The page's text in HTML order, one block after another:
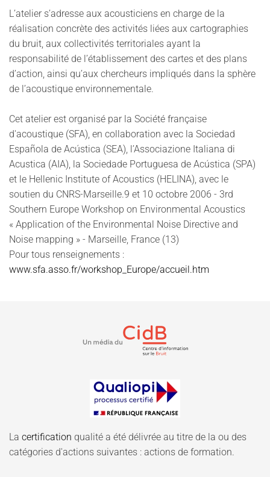
L’atelier s’adresse aux acousticiens en charge de la
réalisation concrète des activités liées aux cartographies
du bruit, aux collectivités territoriales ayant la
responsabilité de l’établissement des cartes et des plans
d’action, ainsi qu’aux chercheurs impliqués dans la sphère
de l’acoustique environnementale.
Cet atelier est organisé par la Société française
d'acoustique (SFA), en collaboration avec la Sociedad
Española de Acústica (SEA), l’Associazione Italiana di
Acustica (AIA), la Sociedade Portuguesa de Acústica (SPA)
et le Hellenic Institute of Acoustics (HELINA), avec le
soutien du CNRS-Marseille.9 et 10 octobre 2006 - 3rd
Southern Europe Workshop on Environmental Acoustics
« Application of the Environmental Noise Directive and
Noise mapping » - Marseille, France (13)
Pour tous renseignements :
www.sfa.asso.fr/workshop_Europe/accueil.htm
La certification qualité a été délivrée au titre de la ou des
catégories d'actions suivantes : actions de formation.